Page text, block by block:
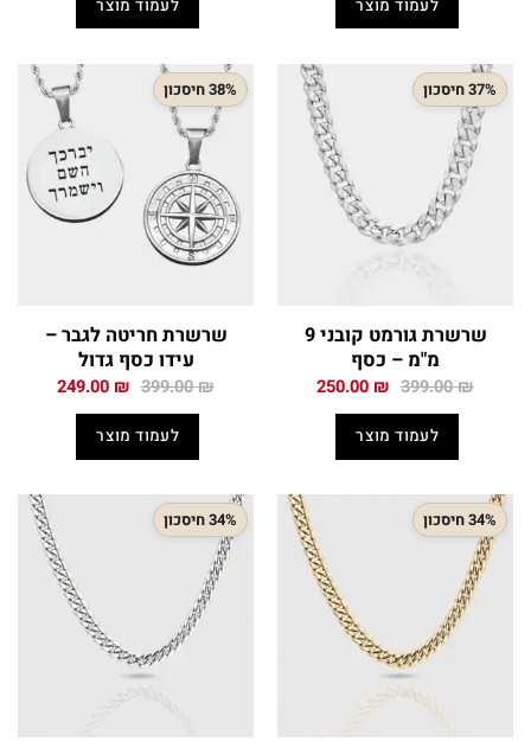
799.00 ₪.
לעמוד מוצר 210.00 ₪.
לעמוד מוצר
37% חיסכון
שרשרת גורמט קובני 9
מ"מ – כסף
399.00₪ המחיר
היה:
399.00 ₪.
250.00 ₪ המחיר
לעמוד מוצר
38% חיסכון
שרשרת חריטה לגבר –
עידו כסף גדול
399.00₪ המחיר
היה:
399.00 ₪.
249.00 ₪ המחיר
לעמוד מוצר
34% חיסכון 34% חיסכון